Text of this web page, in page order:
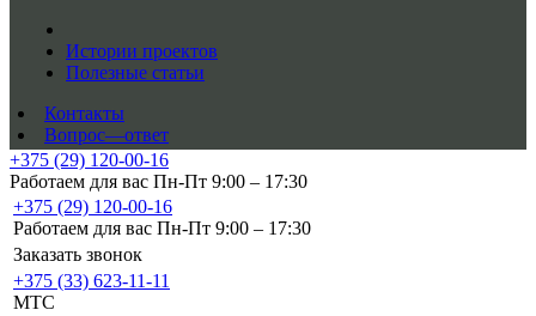
Истории проектов
Полезные статьи
Контакты
Вопрос—ответ
+375 (29) 120-00-16
Работаем для вас Пн-Пт 9:00 – 17:30
+375 (29) 120-00-16
Работаем для вас Пн-Пт 9:00 – 17:30
Заказать звонок
+375 (33) 623-11-11
MTC